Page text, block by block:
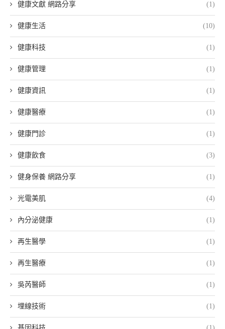
健康文獻 網路分享 (1)
健康生活 (10)
健康科技 (1)
健康管理 (1)
健康資訊 (1)
健康醫療 (1)
健康門診 (1)
健康飲食 (3)
健身保養 網路分享 (1)
光電美肌 (4)
內分泌健康 (1)
再生醫學 (1)
再生醫療 (1)
吳芮醫師 (1)
埋線技術 (1)